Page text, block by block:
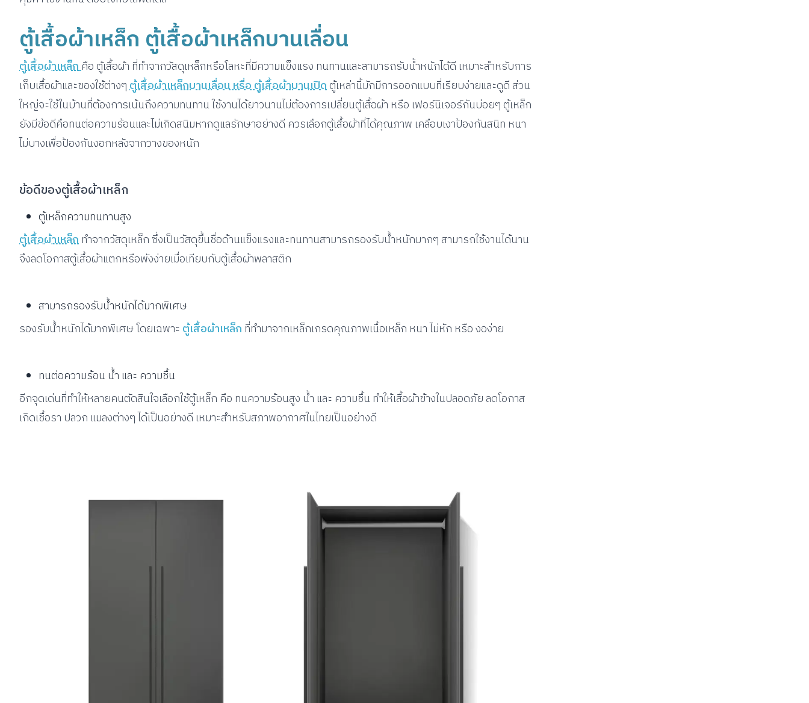
ตู้เสื้อผ้าเหล็ก ตู้เสื้อผ้าเหล็กบานเลื่อน
ตู้เสื้อผ้าเหล็ก คือ ตู้เสื้อผ้า ที่ทำจากวัสดุเหล็กหรือโลหะที่มีความแข็งแรง ทนทานและสามารถรับน้ำหนักได้ดี เหมาะสำหรับการ
เก็บเสื้อผ้าและของใช้ต่างๆตู้เสื้อผ้าเหล็กบานเลื่อน หรื่อ ตู้เสื้อผ้าบานเปิดตู้เหล่านี้มักมีการออกแบบที่เรียบง่ายและดูดี ส่วน
ใหญ่จะใช้ในบ้านที่ต้องการเน้นถึงความทนทาน ใช้งานได้ยาวนานไม่ต้องการเปลี่ยนตู้เสื้อผ้า หรือ เฟอร์นิเจอร์กันบ่อยๆ ตู้เหล็ก
ยังมีข้อดีคือทนต่อความร้อนและไม่เกิดสนิมหากดูแลรักษาอย่างดี ควรเลือกตู้เสื้อผ้าที่ได้คุณภาพ เคลือบเงาป้องกันสนิท หนา
ไม่บางเพื่อป้องกันงอกหลังจากวางของหนัก
ข้อดีของตู้เสื้อผ้าเหล็ก
ตู้เหล็กความทนทานสูง
ตู้เสื้อผ้าเหล็ก ทำจากวัสดุเหล็ก ซึ่งเป็นวัสดุขึ้นชื่อด้านแข็งแรงและทนทานสามารถรองรับน้ำหนักมากๆ สามารถใช้งานได้นาน
จึงลดโอกาสตู้เสื้อผ้าแตกหรือพังง่ายเมื่อเทียบกับตู้เสื้อผ้าพลาสติก
สามารถรองรับน้ำหนักได้มากพิเศษ
รองรับน้ำหนักได้มากพิเศษ โดยเฉพาะ ตู้เสื้อผ้าเหล็ก ที่ทำมาจากเหล็กเกรดคุณภาพเนื้อเหล็ก หนา ไม่หัก หรือ งอง่าย
ทนต่อความร้อน น้ำ และ ความชื้น
อีกจุดเด่นที่ทำให้หลายคนตัดสินใจเลือกใช้ตู้เหล็ก คือ ทนความร้อนสูง น้ำ และ ความชื้น ทำให้เสื้อผ้าข้างในปลอดภัย ลดโอกาส
เกิดเชื้อรา ปลวก แมลงต่างๆ ได้เป็นอย่างดี เหมาะสำหรับสภาพอากาศในไทยเป็นอย่างดี